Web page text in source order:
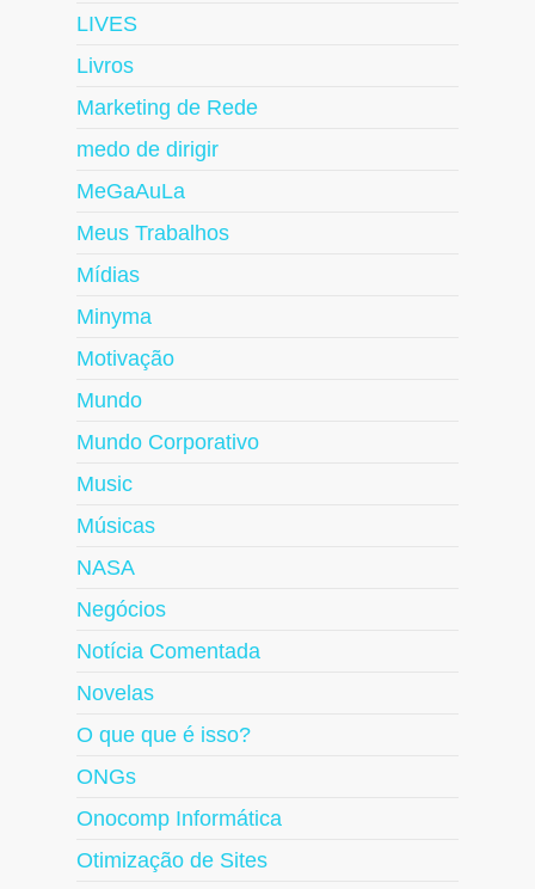
LIVES
Livros
Marketing de Rede
medo de dirigir
MeGaAuLa
Meus Trabalhos
Mídias
Minyma
Motivação
Mundo
Mundo Corporativo
Music
Músicas
NASA
Negócios
Notícia Comentada
Novelas
O que que é isso?
ONGs
Onocomp Informática
Otimização de Sites